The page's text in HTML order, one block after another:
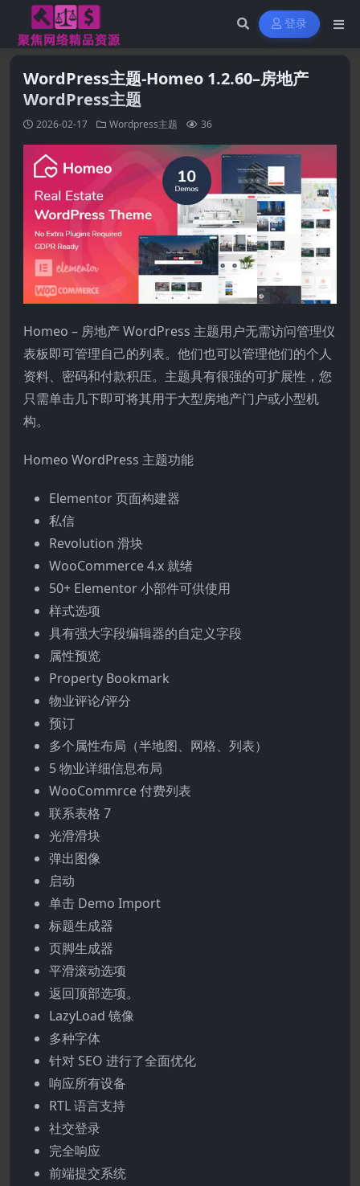
登录
WordPress主题-Homeo 1.2.60–房地产
WordPress主题
2026-02-17 Wordpress主题 36
Homeo – 房地产 WordPress 主题用户无需访问管理仪
表板即可管理自己的列表。他们也可以管理他们的个人
资料、密码和付款积压。主题具有很强的可扩展性，您
只需单击几下即可将其用于大型房地产门户或小型机
构。
Homeo WordPress 主题功能
Elementor 页面构建器
私信
Revolution 滑块
WooCommerce 4.x 就绪
50+ Elementor 小部件可供使用
样式选项
具有强大字段编辑器的自定义字段
属性预览
Property Bookmark
物业评论/评分
预订
多个属性布局（半地图、网格、列表）
5 物业详细信息布局
WooCommrce 付费列表
联系表格 7
光滑滑块
弹出图像
启动
单击 Demo Import
标题生成器
页脚生成器
平滑滚动选项
返回顶部选项。
LazyLoad 镜像
多种字体
针对 SEO 进行了全面优化
响应所有设备
RTL 语言支持
社交登录
完全响应
前端提交系统